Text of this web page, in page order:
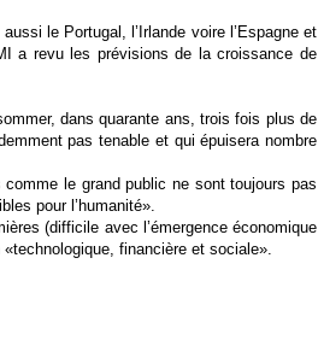
le Portugal, l’Irlande voire l’Espagne et
a revu les prévisions de la croissance de
dans quarante ans, trois fois plus de
pas tenable et qui épuisera nombre
le grand public ne sont toujours pas
pour l’humanité».
(difficile avec l’émergence économique
financière et sociale».